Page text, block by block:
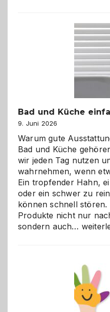
Bad und Küche
9. Juni 2026
Warum gute
Bad und Küche
wir jeden Tag nutzen
wahrnehmen, wenn
Ein tropfender Hahn,
oder ein schwer zu
können schnell
Produkte nicht nur
sondern auch… Bad
besser